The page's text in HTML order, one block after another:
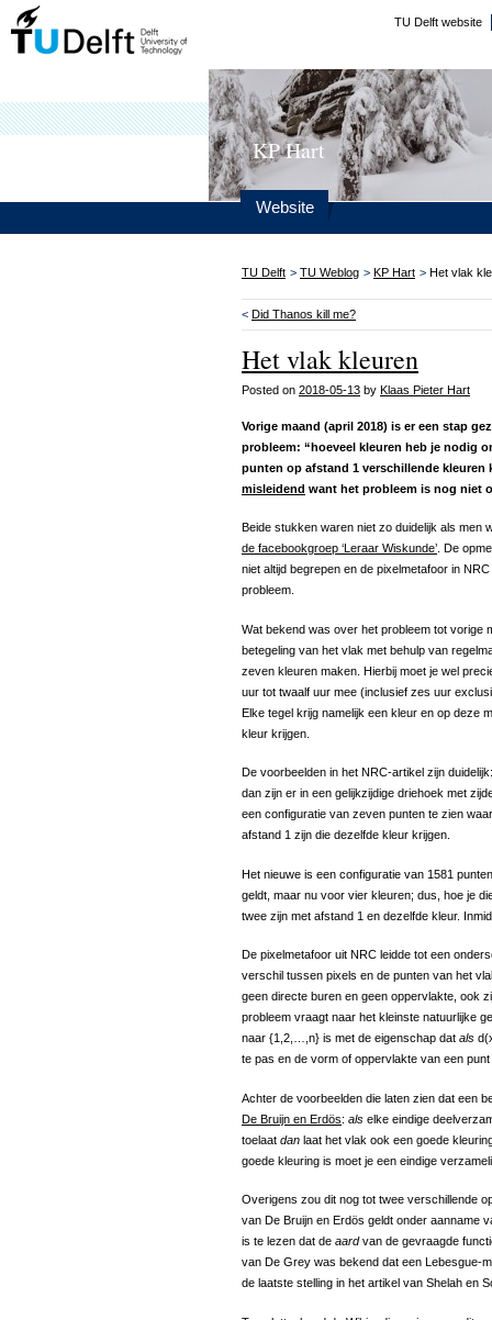
TU Delft website
KP Hart
Website
TU Delft > TU Weblog > KP Hart > Het vlak
< Did Thanos kill me?
Het vlak kleuren
Posted on 2018-05-13 by Klaas Pieter Hart
Vorige maand (april 2018) is er een stap
probleem: “hoeveel kleuren heb je nodig
punten op afstand 1 verschillende kleuren
misleidend want het probleem is nog niet
Beide stukken waren niet zo duidelijk als men
de facebookgroep ‘Leraar Wiskunde’. De
niet altijd begrepen en de pixelmetafoor in
probleem.
Wat bekend was over het probleem tot vorige
betegeling van het vlak met behulp van
zeven kleuren maken. Hierbij moet je wel
uur tot twaalf uur mee (inclusief zes uur
Elke tegel krijg namelijk een kleur en op deze
kleur krijgen.
De voorbeelden in het NRC-artikel zijn
dan zijn er in een gelijkzijdige driehoek met
een configuratie van zeven punten te zien
afstand 1 zijn die dezelfde kleur krijgen.
Het nieuwe is een configuratie van 1581
geldt, maar nu voor vier kleuren; dus, hoe je
twee zijn met afstand 1 en dezelfde kleur.
De pixelmetafoor uit NRC leidde tot een
verschil tussen pixels en de punten van het
geen directe buren en geen oppervlakte, ook
probleem vraagt naar het kleinste natuurlijke
naar {1,2,…,n} is met de eigenschap dat als
te pas en de vorm of oppervlakte van een
Achter de voorbeelden die laten zien dat een
De Bruijn en Erdös: als elke eindige
toelaat dan laat het vlak ook een goede
goede kleuring is moet je een eindige
Overigens zou dit nog tot twee verschillende
van De Bruijn en Erdös geldt onder aanname
is te lezen dat de aardvan de gevraagde
van De Grey was bekend dat een Lebesgue-
de laatste stelling in het artikel van Shelah en